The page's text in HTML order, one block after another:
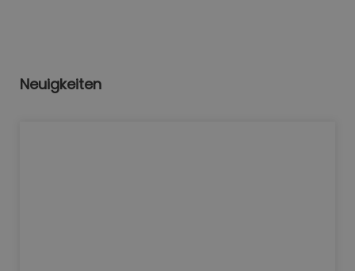
Neuigkeiten